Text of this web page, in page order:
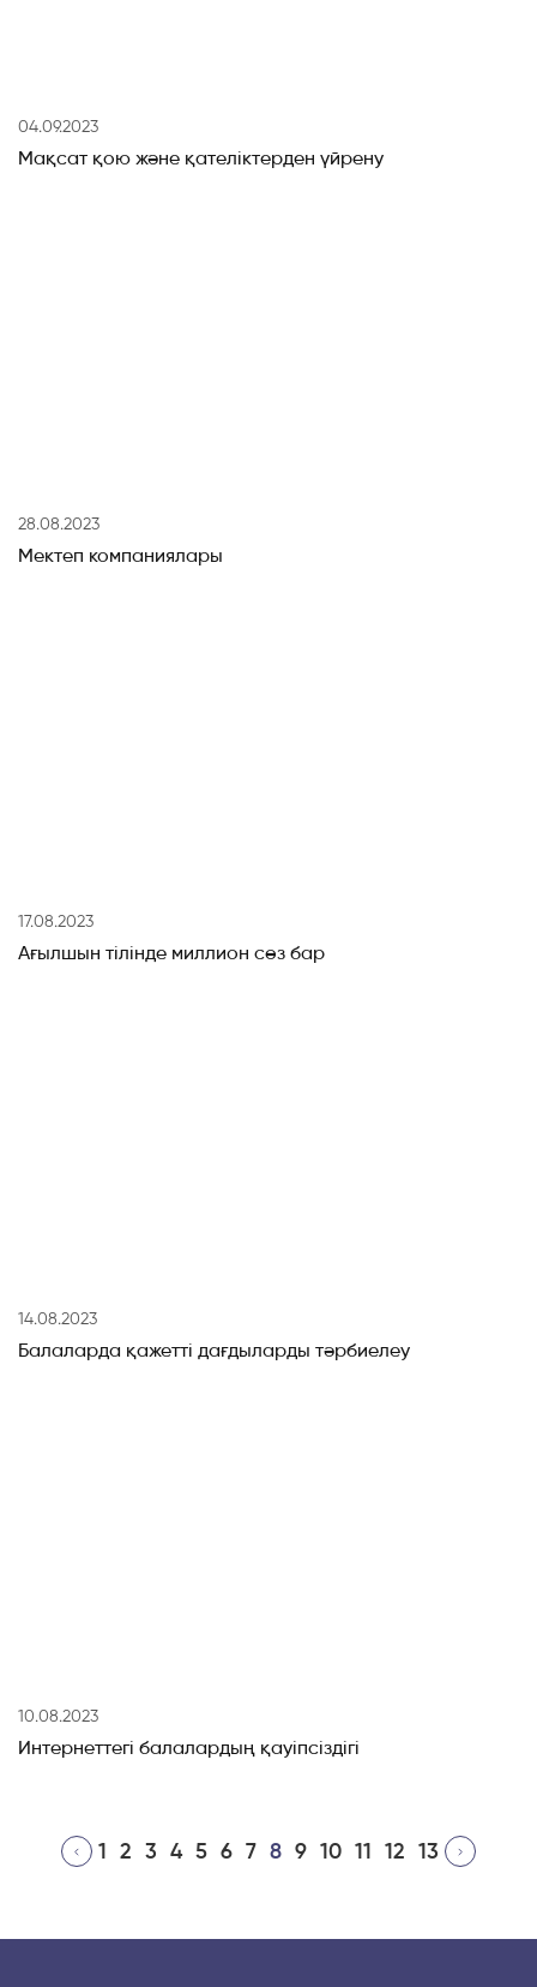
04.09.2023
Мақсат қою және қателіктерден үйрену
28.08.2023
Мектеп компаниялары
17.08.2023
Ағылшын тілінде миллион сөз бар
14.08.2023
Балаларда қажетті дағдыларды тәрбиелеу
10.08.2023
Интернеттегі балалардың қауіпсіздігі
1 2 3 4 5 6 7 8 9 10 11 12 13